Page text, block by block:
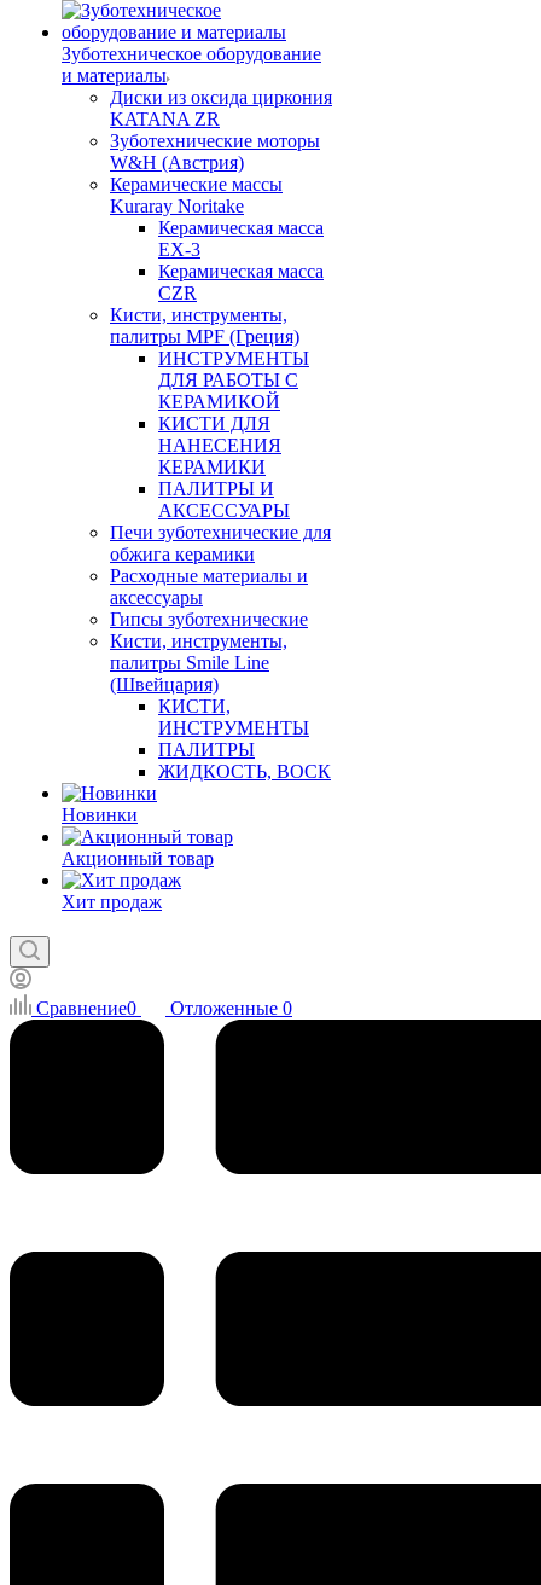
Зуботехническое оборудование
и материалы
Диски из оксида циркония
KATANA ZR
Зуботехнические моторы
W&H (Австрия)
Керамические массы
Kuraray Noritake
Керамическая масса
EX-3
Керамическая масса
CZR
Кисти, инструменты,
палитры MPF (Греция)
ИНСТРУМЕНТЫ
ДЛЯ РАБОТЫ С
КЕРАМИКОЙ
КИСТИ ДЛЯ
НАНЕСЕНИЯ
КЕРАМИКИ
ПАЛИТРЫ И
АКСЕССУАРЫ
Печи зуботехнические для
обжига керамики
Расходные материалы и
аксессуары
Гипсы зуботехнические
Кисти, инструменты,
палитры Smile Line
(Швейцария)
КИСТИ,
ИНСТРУМЕНТЫ
ПАЛИТРЫ
ЖИДКОСТЬ, ВОСК
Новинки
Акционный товар
Хит продаж
Сравнение0 Отложенные 0